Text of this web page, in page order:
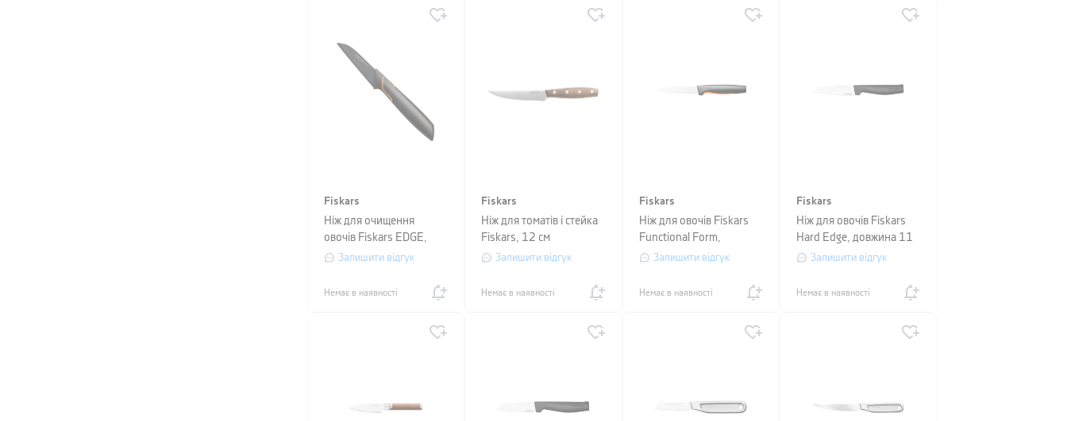
Fiskars
Ніж для очищення
овочів Fiskars EDGE,
довжина 8 см, чорний
Залишити відгук
Немає в наявності
Fiskars
Ніж для томатів і стейка
Fiskars, 12 см
Залишити відгук
Немає в наявності
Fiskars
Ніж для овочів Fiskars
Functional Form,
довжина 11 см, чорний
Залишити відгук
Немає в наявності
Fiskars
Ніж для овочів Fiskars
Hard Edge, довжина 11
см, чорний
Залишити відгук
Немає в наявності